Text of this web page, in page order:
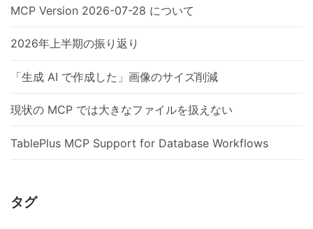
MCP Version 2026-07-28 について
2026年上半期の振り返り
「生成 AI で作成した」画像のサイズ削減
現状の MCP では大きなファイルを扱えない
TablePlus MCP Support for Database Workflows
タグ